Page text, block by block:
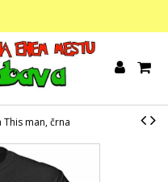
This man, črna